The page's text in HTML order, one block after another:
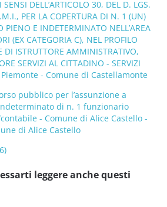
DELL’ARTICOLO 30, DEL D. LGS.
PER LA COPERTURA DI N. 1 (UN)
PIENO E INDETERMINATO NELL’AREA
(EX CATEGORIA C), NEL PROFILO
DI ISTRUTTORE AMMINISTRATIVO,
SERVIZI AL CITTADINO - SERVIZI
Piemonte - Comune di Castellamonte
pubblico per l’assunzione a
di n. 1 funzionario
- Comune di Alice Castello -
di Alice Castello
leggere anche questi